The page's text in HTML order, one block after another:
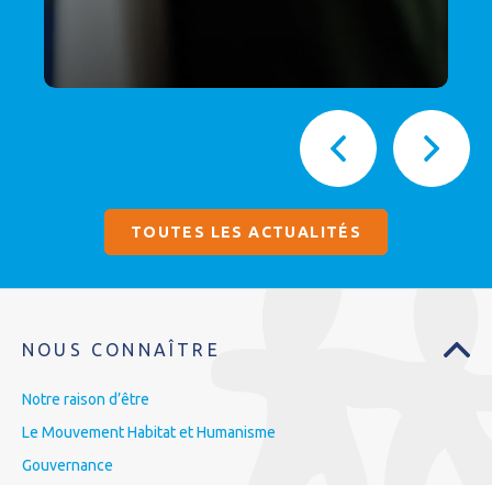
TOUTES LES ACTUALITÉS
NOUS CONNAÎTRE
Notre raison d’être
Le Mouvement Habitat et Humanisme
Gouvernance